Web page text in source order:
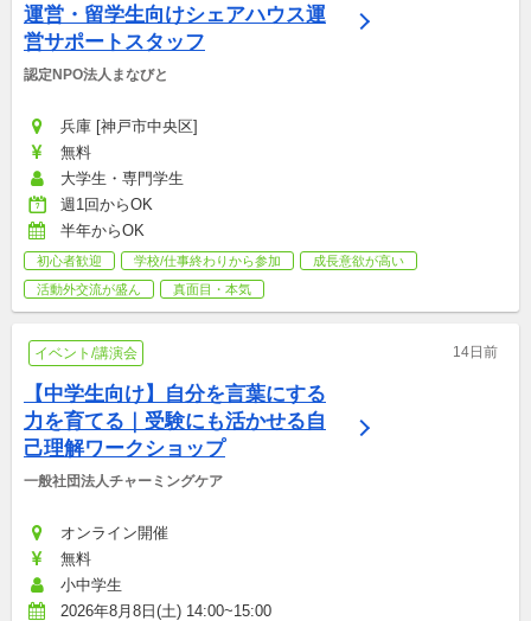
運営・留学生向けシェアハウス運
営サポートスタッフ
認定NPO法人まなびと
兵庫 [神戸市中央区]
無料
大学生・専門学生
週1回からOK
半年からOK
初心者歓迎 学校/仕事終わりから参加
成長意欲が高い
活動外交流が盛ん
真面目・本気
イベント/講演会 14日前
【中学生向け】自分を言葉にする
力を育てる｜受験にも活かせる自
己理解ワークショップ
一般社団法人チャーミングケア
オンライン開催
無料
小中学生
2026年8月8日(土) 14:00~15:00